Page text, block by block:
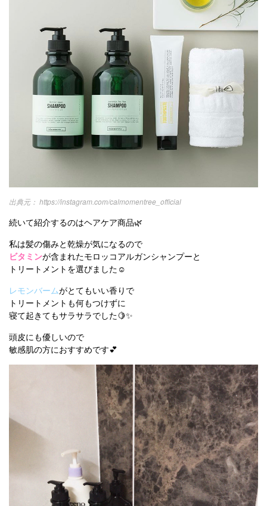
https://instagram.com/calmomentree_official
続いて紹介するのはヘアケア商品🌿
私は髪の傷みと乾燥が気になるので
ビタミンが含まれたモロッコアルガンシャンプーと
トリートメントを選びました☺️
レモンバームがとてもいい香りで
トリートメントも何もつけずに
寝て起きてもサラサラでした🍋✨
頭皮にも優しいので
敏感肌の方におすすめです💕